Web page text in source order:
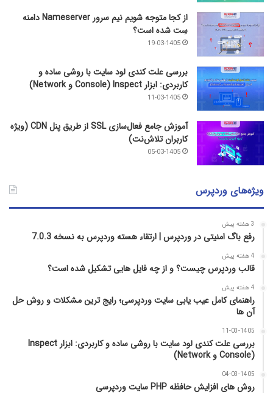
از کجا متوجه شویم نیم ‌سرور Nameserver دامنه
سِت شده است؟
19-03-1405
بررسی علت کندی لود سایت با روشی ساده و
کاربردی: ابزار Inspect (Console و Network)
11-03-1405
آموزش جامع فعال‌سازی SSL از طریق پنل CDN (ویژه
کاربران تلاش‌نت)
05-03-1405
ویژه‌های وردپرس
3 هفته پیش
رفع باگ امنیتی در وردپرس | ارتقاء هسته وردپرس به نسخه 7.0.3
4 هفته پیش
قالب وردپرس چیست؟ و از چه فایل­ هایی تشکیل شده است؟
4 هفته پیش
راهنمای کامل عیب‌ یابی سایت وردپرسی؛ رایج‌ ترین مشکلات و روش حل
آن‌ ها
11-03-1405
بررسی علت کندی لود سایت با روشی ساده و کاربردی: ابزار Inspect
(Console و Network)
04-03-1405
روش‌ های افزایش حافظه PHP سایت وردپرسی